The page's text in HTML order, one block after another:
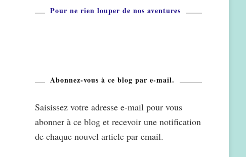
Pour ne rien louper de nos aventures
Abonnez-vous à ce blog par e-mail.
Saisissez votre adresse e-mail pour vous
abonner à ce blog et recevoir une notification
de chaque nouvel article par email.